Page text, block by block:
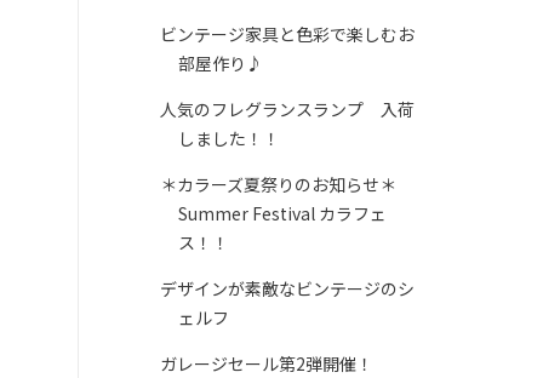
ビンテージ家具と色彩で楽しむお
部屋作り♪
人気のフレグランスランプ 入荷
しました！！
＊カラーズ夏祭りのお知らせ＊
Summer Festival カラフェ
ス！！
デザインが素敵なビンテージのシ
ェルフ
ガレージセール第2弾開催！